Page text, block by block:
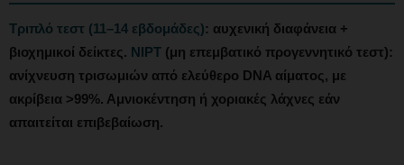
Τριπλό τεστ (11–14 εβδομάδες): αυχενική διαφάνεια +
βιοχημικοί δείκτες. NIPT (μη επεμβατικό προγεννητικό τεστ):
ανίχνευση τρισωμιών από ελεύθερο DNA αίματος, με
ακρίβεια >99%. Αμνιοκέντηση ή χοριακές λάχνες εάν
απαιτείται επιβεβαίωση.